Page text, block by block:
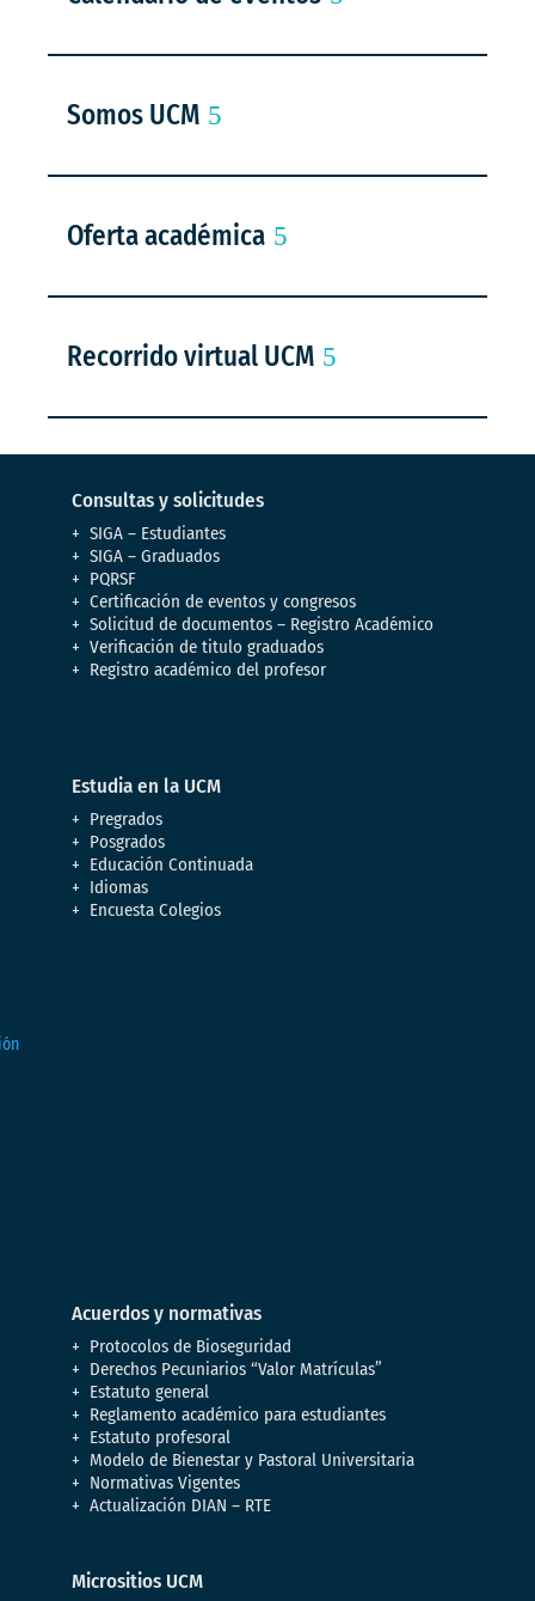
Somos UCM
Oferta académica
Recorrido virtual UCM
Consultas y solicitudes
SIGA – Estudiantes
SIGA – Graduados
PQRSF
Certificación de eventos y congresos
Solicitud de documentos – Registro Académico
Verificación de titulo graduados
Registro académico del profesor
Estudia en la UCM
Pregrados
Posgrados
Educación Continuada
Idiomas
Encuesta Colegios
Acuerdos y normativas
Protocolos de Bioseguridad
Derechos Pecuniarios “Valor Matrículas”
Estatuto general
Reglamento académico para estudiantes
Estatuto profesoral
Modelo de Bienestar y Pastoral Universitaria
Normativas Vigentes
Actualización DIAN – RTE
Micrositios UCM